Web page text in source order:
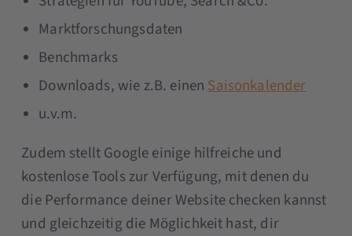
Marktforschungsdaten
Benchmarks
Downloads, wie z.B. einenSaisonkalender
u.v.m.
Zudem stellt Google einige hilfreiche und
kostenlose Tools zur Verfügung, mit denen du
die Performance deiner Website checken kannst
und gleichzeitig die Möglichkeit hast, dir